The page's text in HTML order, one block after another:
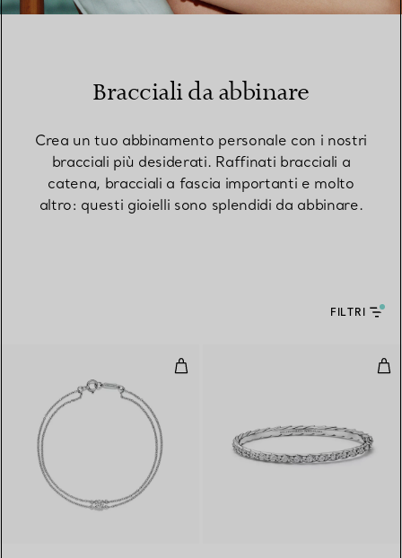
Bracciali da abbinare
Crea un tuo abbinamento personale con i nostri
bracciali più desiderati. Raffinati bracciali a
catena, bracciali a fascia importanti e molto
altro: questi gioielli sono splendidi da abbinare.
FILTRI
Bracciale con diamante solitario